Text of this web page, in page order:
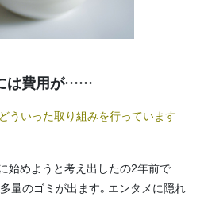
は費用が……
いった取り組みを行っています
始めようと考え出したの2年前で
量のゴミが出ます。エンタメに隠れ